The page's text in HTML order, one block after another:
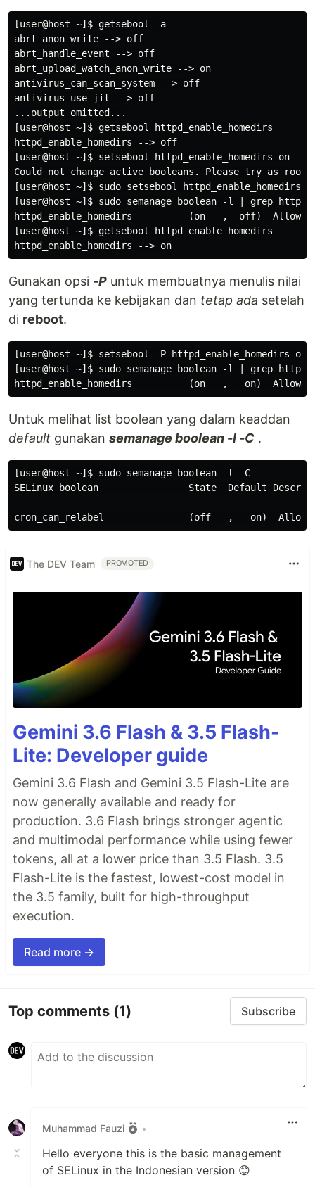
[user@host ~]$ getsebool -a
abrt_anon_write --> off
abrt_handle_event --> off
abrt_upload_watch_anon_write --> on
antivirus_can_scan_system --> off
antivirus_use_jit --> off
...output omitted...
[user@host ~]$ getsebool httpd_enable_homedirs
httpd_enable_homedirs --> off
[user@host ~]$ setsebool httpd_enable_homedirs on
Could not change active booleans. Please try as root:
[user@host ~]$ sudo setsebool httpd_enable_homedirs
[user@host ~]$ sudo semanage boolean -l | grep
httpd_enable_homedirs          (on   ,  off)  Allow
[user@host ~]$ getsebool httpd_enable_homedirs
Gunakan opsi -P untuk membuatnya menulis nilai
yang tertunda ke kebijakan dan tetap ada setelah
di reboot.
[user@host ~]$ setsebool -P httpd_enable_homedirs on
[user@host ~]$ sudo semanage boolean -l | grep
Untuk melihat list boolean yang dalam keaddan
default gunakan semanage boolean -l -C .
[user@host ~]$ sudo semanage boolean -l -C
SELinux boolean                State  Default
The DEV Team PROMOTED
Gemini 3.6 Flash & 3.5 Flash-
Lite: Developer guide
Gemini 3.6 Flash and Gemini 3.5 Flash-Lite are
now generally available and ready for
production. 3.6 Flash brings stronger agentic
and multimodal performance while using fewer
tokens, all at a lower price than 3.5 Flash. 3.5
Flash-Lite is the fastest, lowest-cost model in
the 3.5 family, built for high-throughput
execution.
Read more →
Top comments (1) Subscribe
Muhammad Fauzi •
Hello everyone this is the basic management
of SELinux in the Indonesian version 😊